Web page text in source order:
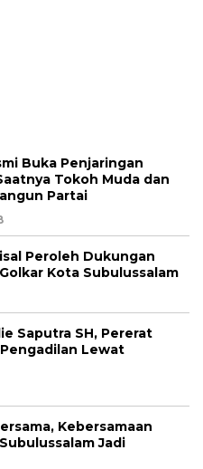
Buka Penjaringan
Tokoh Muda dan
Partai
Peroleh Dukungan
Kota Subulussalam
Saputra SH, Pererat
Lewat
Kebersamaan
Jadi